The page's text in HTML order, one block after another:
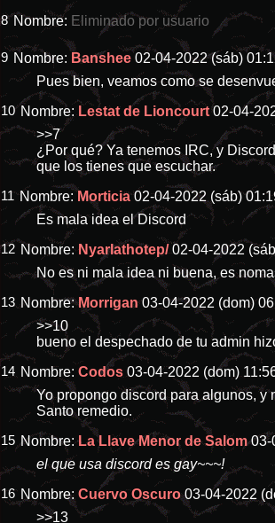
8 Nombre: Eliminado por usuario
9 Nombre: Banshee 02-04-2022 (sáb)
Pues bien, veamos como se
10 Nombre: Lestat de Lioncourt 02-04-
>>7
¿Por qué? Ya tenemos IRC, y
que los tienes que escuchar.
11 Nombre: Morticia 02-04-2022 (sáb)
Es mala idea el Discord
12 Nombre: Nyarlathotep/ 02-04-2022
No es ni mala idea ni buena, es
13 Nombre:Morrigan 03-04-2022 (dom)
>>10
bueno el despechado de tu admin
14 Nombre:Codos 03-04-2022 (dom)
Yo propongo discord para algunos, y
Santo remedio.
15 Nombre:La Llave Menor de Salom 03-
el que usa discord es gay~~~!
16 Nombre:Cuervo Oscuro 03-04-2022
>>13